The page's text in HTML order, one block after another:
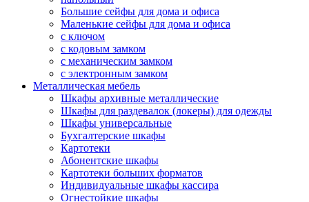
Большие сейфы для дома и офиса
Маленькие сейфы для дома и офиса
с ключом
с кодовым замком
с механическим замком
с электронным замком
Металлическая мебель
Шкафы архивные металлические
Шкафы для раздевалок (локеры) для одежды
Шкафы универсальные
Бухгалтерские шкафы
Картотеки
Абонентские шкафы
Картотеки больших форматов
Индивидуальные шкафы кассира
Огнестойкие шкафы